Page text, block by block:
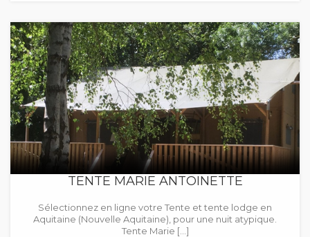
TENTE MARIE ANTOINETTE
Sélectionnez en ligne votre Tente et tente lodge en
Aquitaine (Nouvelle Aquitaine), pour une nuit atypique.
Tente Marie […]